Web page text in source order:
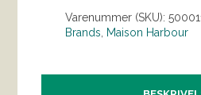
Varenummer (SKU):
Brands
Maison Harbour